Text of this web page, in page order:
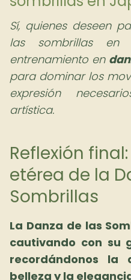
Sí, quienes deseen
las sombrillas en
entrenamiento en
para dominar los
expresión
artística.
Reflexión
etérea de la
Sombrillas
La Danza de las
cautivando con su
recordándonos la
belleza y la